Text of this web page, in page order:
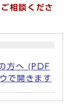
相談くださ
方へ (PDF
で開きます